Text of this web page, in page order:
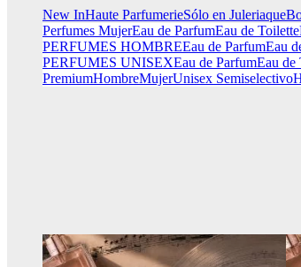
New InHaute ParfumerieSólo en Juleriaque
Perfumes MujerEau de ParfumEau de Toilette
PERFUMES HOMBREEau de ParfumEau
PERFUMES UNISEXEau de ParfumEau de
PremiumHombreMujerUnisex Semiselectivo